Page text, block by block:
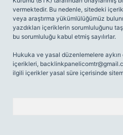
vermektedir. Bu nedenle, sitedeki
veya araştırma yükümlülüğümüz
yazdıkları içeriklerin sorumluluğunu
bu sorumluluğu kabul etmiş sayılırlar.
Hukuka ve yasal düzenlemelere
içerikleri,
ilgili içerikler yasal süre içerisinde